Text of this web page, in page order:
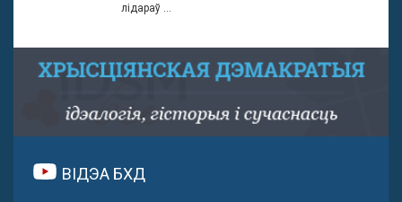
лідараў ...
ВІДЭА БХД